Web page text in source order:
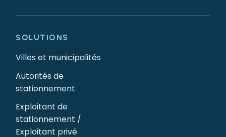
SOLUTIONS
Villes et municipalités
Autorités de
stationnement
Exploitant de
stationnement /
Exploitant privé